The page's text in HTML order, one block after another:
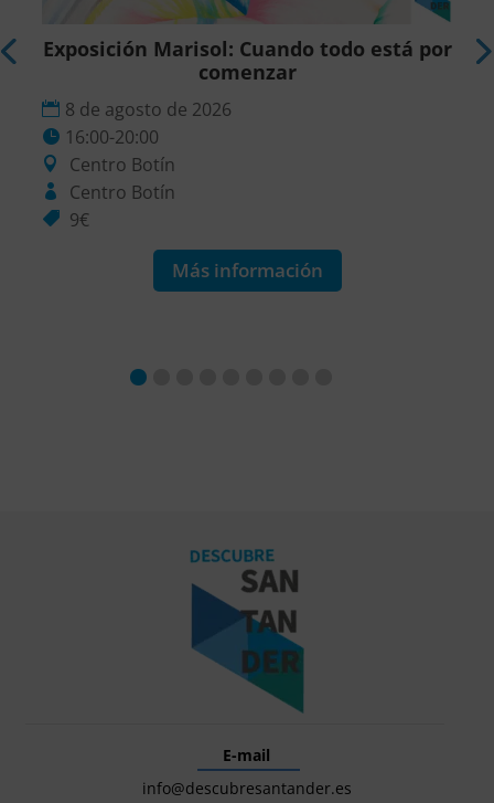
Exposición Marisol: Cuando todo está por
comenzar
8 de agosto de 2026
16:00-20:00
Centro Botín
Centro Botín
9€
Más información
E-mail
info@descubresantander.es